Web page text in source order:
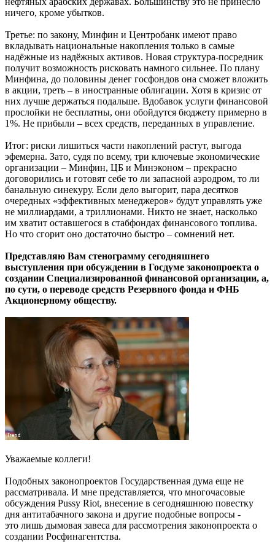
ничего, кроме убытков.
Третье: по закону, Минфин и Центробанк имеют право
вкладывать национальные накопления только в самые
надёжные из надёжных активов. Новая структура-посредник
получит возможность рисковать намного сильнее. По плану
Минфина, до половины денег госфондов она сможет вложить
в акции, треть – в иностранные облигации. Хотя в кризис от
них лучше держаться подальше. Вдобавок услуги финансовой
прослойки не бесплатны, они обойдутся бюджету примерно в
1%. Не прибыли – всех средств, переданных в управление.
Итог: риски лишиться части накоплений растут, выгода
эфемерна. Зато, судя по всему, три ключевые экономические
организации – Минфин, ЦБ и Минэконом – прекрасно
договорились и готовят себе то ли запасной аэродром, то ли
банальную синекуру. Если дело выгорит, пара десятков
очередных «эффективных менеджеров» будут управлять уже
не миллиардами, а триллионами. Никто не знает, насколько
им хватит оставшегося в стабфондах финансового топлива.
Но что сгорит оно достаточно быстро – сомнений нет.
Представляю Вам стенограмму сегодняшнего
выступления при обсуждении в Госдуме законопроекта о
создании Специализированной финансовой организации, а,
по сути, о переводе средств Резервного фонда и ФНБ
Акционерному обществу.
Уважаемые коллеги!
Подобных законопроектов Государственная дума еще не
рассматривала. И мне представляется, что многочасовые
обсуждения Pussy Riot, внесение в сегодняшнюю повестку
дня антитабачного закона и другие подобные вопросы -
это лишь дымовая завеса для рассмотрения законопроекта о
создании Росфинагентства.